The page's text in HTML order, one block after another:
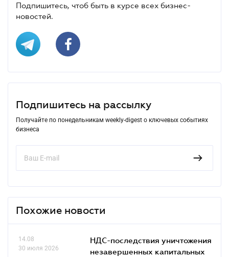
Подпишитесь, чтоб быть в курсе всех бизнес-
новостей.
Подпишитесь на рассылку
Получайте по понедельникам weekly-digest о ключевых событиях
бизнеса
Похожие новости
14.08
30 июля 2026
НДС-последствия уничтожения
незавершенных капитальных